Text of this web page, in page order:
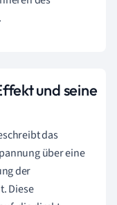
und seine
das
über eine
der
Diese